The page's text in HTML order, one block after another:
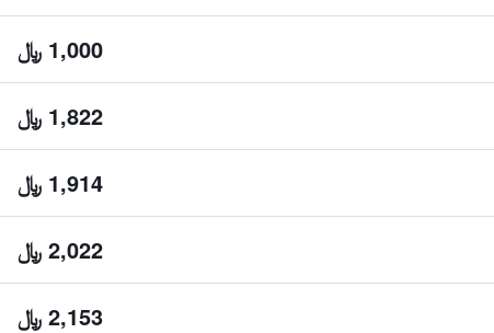
1,000 ﷼
1,822 ﷼
1,914 ﷼
2,022 ﷼
2,153 ﷼